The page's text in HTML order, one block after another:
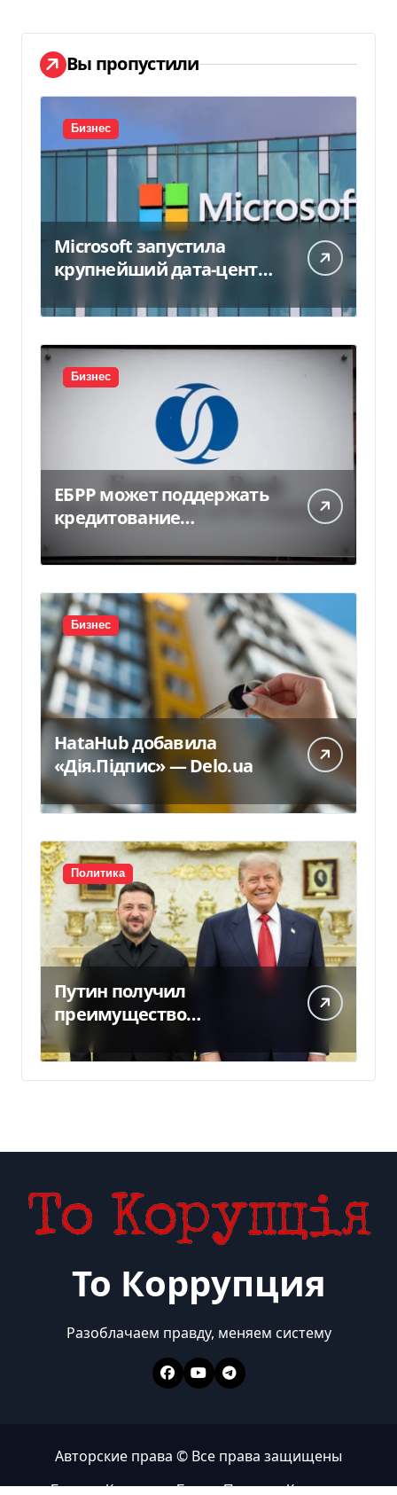
Вы пропустили
Бизнес
Microsoft запустила
крупнейший дата-центр
миллиарда
Бизнес
ЕБРР может поддержать
кредитование
300 млн евро — Delo.ua
Бизнес
HataHub добавила
«Дія.Підпис» — Delo.ua
Политика
Путин получил
преимущество
благодаря действиям
США
То Коррупция
Разоблачаем правду, меняем систему
Авторские права © Все права защищены
ГлавнаяКоррупцияБизнесПолитикаКонтакты